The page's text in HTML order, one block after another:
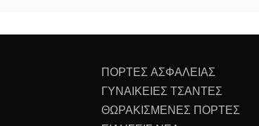
ΠΟΡΤΕΣ ΑΣΦΑΛΕΙΑΣ
ΓΥΝΑΙΚΕΙΕΣ ΤΣΑΝΤΕΣ
ΘΩΡΑΚΙΣΜΕΝΕΣ ΠΟΡΤΕΣ